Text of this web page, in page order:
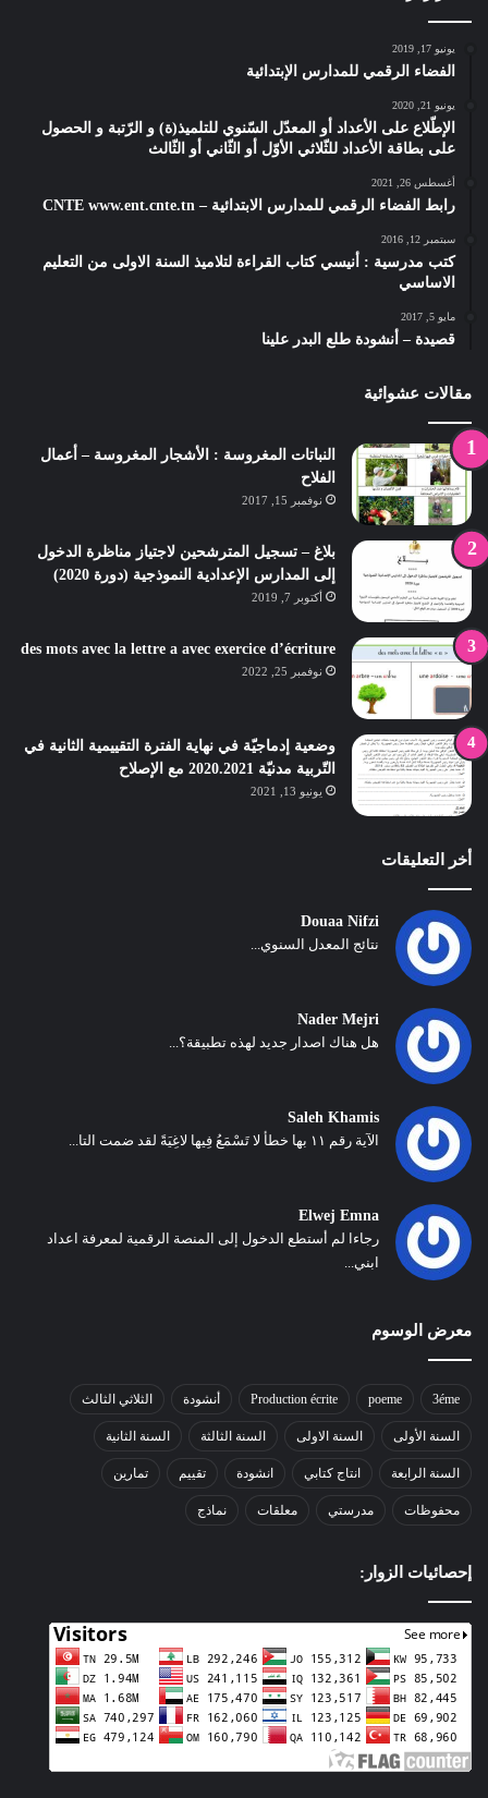
يونيو 17, 2019
الفضاء الرقمي للمدارس الإبتدائية
يونيو 21, 2020
الإطّلاع على الأعداد أو المعدّل السّنوي للتلميذ(ة) و الرّتبة و الحصول
على بطاقة الأعداد للثّلاثي الأوّل أو الثّاني أو الثّالث
أغسطس 26, 2021
رابط الفضاء الرقمي للمدارس الابتدائية – CNTE www.ent.cnte.tn
سبتمبر 12, 2016
كتب مدرسية : أنيسي كتاب القراءة لتلاميذ السنة الاولى من التعليم
الاساسي
مايو 5, 2017
قصيدة – أنشودة طلع البدر علينا
مقالات عشوائية
النباتات المغروسة : الأشجار المغروسة – أعمال
الفلاح
نوفمبر 15, 2017
بلاغ – تسجيل المترشحين لاجتياز مناظرة الدخول
إلى المدارس الإعدادية النموذجية (دورة 2020)
أكتوبر 7, 2019
des mots avec la lettre a avec exercice d’écriture
نوفمبر 25, 2022
وضعية إدماجيّة في نهاية الفترة التقييمية الثانية في
التّربية مدنيّة 2020.2021 مع الإصلاح
يونيو 13, 2021
أخر التعليقات
Douaa Nifzi
نتائج المعدل السنوي...
Nader Mejri
هل هناك اصدار جديد لهذه تطبيقة؟...
Saleh Khamis
الآية رقم ١١ بها خطأ لا تَسْمَعُ فِيها لاغِيَةً لقد ضمت التا...
Elwej Emna
رجاءا لم أستطع الدخول إلى المنصة الرقمية لمعرفة اعداد
ابني...
معرض الوسوم
3éme
poeme
Production écrite أنشودة الثلاثي الثالث
السنة الأولى السنة الاولى السنة الثالثة السنة الثانية
السنة الرابعة انتاج كتابي انشودة تقييم تمارين
محفوظات مدرستي معلقات نماذج
إحصائيات الزوار: